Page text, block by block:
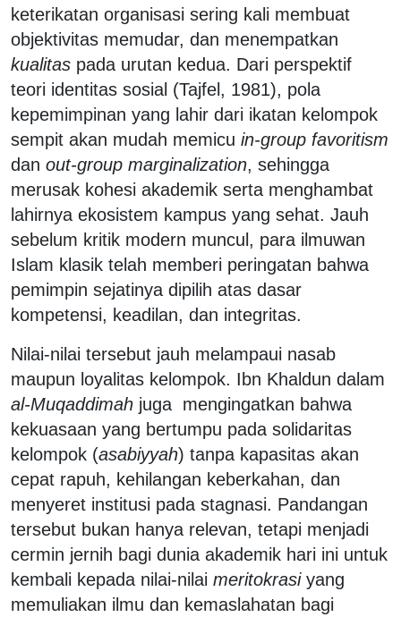
keterikatan organisasi sering kali membuat
objektivitas memudar, dan menempatkan
kualitas pada urutan kedua. Dari perspektif
teori identitas sosial (Tajfel, 1981), pola
kepemimpinan yang lahir dari ikatan kelompok
sempit akan mudah memicu in-group favoritism
dan out-group marginalization, sehingga
merusak kohesi akademik serta menghambat
lahirnya ekosistem kampus yang sehat. Jauh
sebelum kritik modern muncul, para ilmuwan
Islam klasik telah memberi peringatan bahwa
pemimpin sejatinya dipilih atas dasar
kompetensi, keadilan, dan integritas.
Nilai-nilai tersebut jauh melampaui nasab
maupun loyalitas kelompok. Ibn Khaldun dalam
al-Muqaddimah juga mengingatkan bahwa
kekuasaan yang bertumpu pada solidaritas
kelompok (asabiyyah) tanpa kapasitas akan
cepat rapuh, kehilangan keberkahan, dan
menyeret institusi pada stagnasi. Pandangan
tersebut bukan hanya relevan, tetapi menjadi
cermin jernih bagi dunia akademik hari ini untuk
kembali kepada nilai-nilai meritokrasiyang
memuliakan ilmu dan kemaslahatan bagi